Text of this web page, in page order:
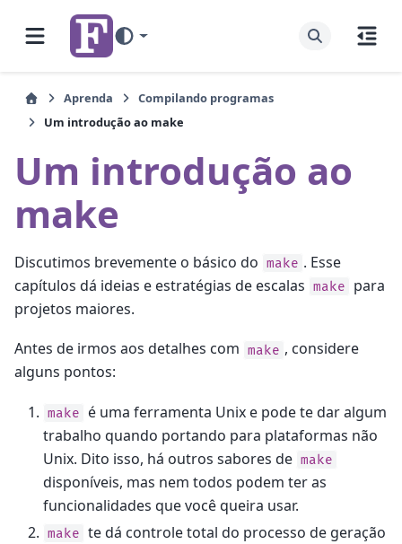
Aprenda
Compilando programas
Um introdução ao make
Um introdução ao
make
Discutimos brevemente o básico do make . Esse
capítulos dá ideias e estratégias de escalas make
para
projetos maiores.
Antes de irmos aos detalhes com make , considere
alguns pontos:
make
é uma ferramenta Unix e pode te dar algum
trabalho quando portando para plataformas não
Unix. Dito isso, há outros sabores de make
disponíveis, mas nem todos podem ter as
funcionalidades que você queira usar.
make te dá controle total do processo de geração